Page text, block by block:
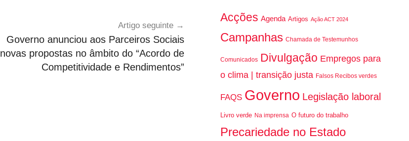
Artigo seguinte
Governo anunciou aos Parceiros Sociais
novas propostas no âmbito do “Acordo de
Competitividade e Rendimentos”
Acções Agenda Artigos Ação ACT 2024
Campanhas Chamada de Testemunhos
Comunicados Divulgação Empregos para
o clima | transição justa Falsos Recibos verdes
FAQS Governo Legislação laboral
Livro verde Na imprensa O futuro do trabalho
Precariedade no Estado